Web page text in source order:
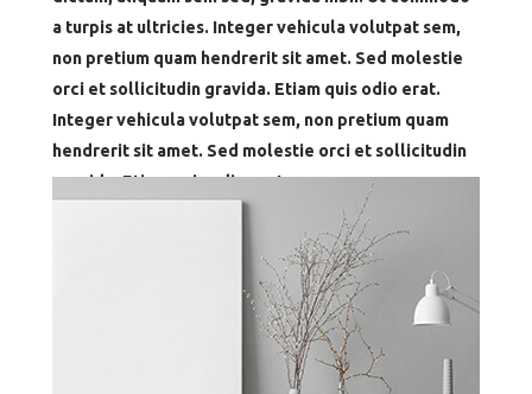
non pretium quam hendrerit sit amet. Sed molestie
orci et sollicitudin gravida. Etiam quis odio erat.
Integer vehicula volutpat sem, non pretium quam
hendrerit sit amet. Sed molestie orci et sollicitudin
gravida. Etiam quis odio erat.